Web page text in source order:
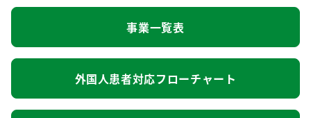
事業一覧表
外国人患者対応フローチャート